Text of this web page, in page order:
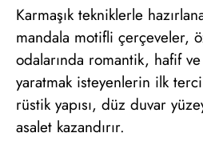
Karmaşık tekniklerle
mandala motifli çerçeveler,
odalarında romantik, hafif
yaratmak isteyenlerin ilk
rüstik yapısı, düz duvar
asalet kazandırır.